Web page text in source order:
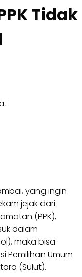
Tidak
yang ingin
jejak dari
(PPK),
dalam
maka bisa
Pemilihan Umum
(Sulut).